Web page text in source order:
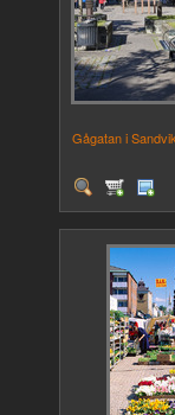
Gågatan i